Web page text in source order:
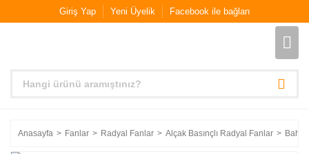
Giriş Yap Yeni Üyelik Facebook ile bağlan
Anasayfa Fanlar Radyal Fanlar Alçak Basınçlı Radyal Fanlar